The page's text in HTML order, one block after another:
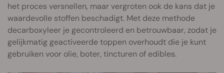
het proces versnellen, maar vergroten ook de kans dat je
waardevolle stoffen beschadigt. Met deze methode
decarboxyleer je gecontroleerd en betrouwbaar, zodat je
gelijkmatig geactiveerde toppen overhoudt die je kunt
gebruiken voor olie, boter, tincturen of edibles.